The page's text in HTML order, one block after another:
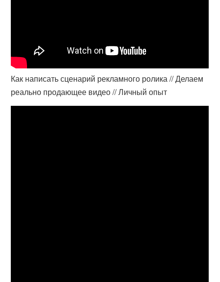
Как написать сценарий рекламного ролика // Делаем
реально продающее видео // Личный опыт